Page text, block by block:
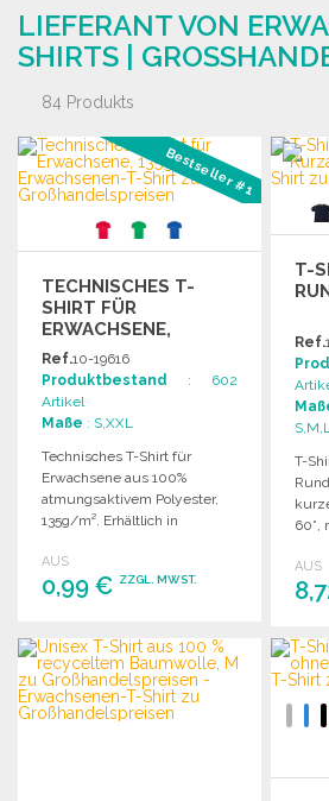
LIEFERANT VON
SHIRTS |
84 Produkts
Bestseller #1
TECHNISCHES T-
SHIRT FÜR
ERWACHSENE,
135G/M2 ZU
GROSSHANDELSPREISEN
Ref.10-19616
Produktbestand : 602
Artikel
Maße : S,XXL
Technisches T-Shirt für
Erwachsene aus 100%
atmungsaktivem Polyester,
135g/m². Erhältlich in
Größen S, M, L, XL.
AUS
0,99 € ZZGL. MWST.
BESTELLEN
Angebot anfordern
T-
Ref.
T-
60°,
AUS